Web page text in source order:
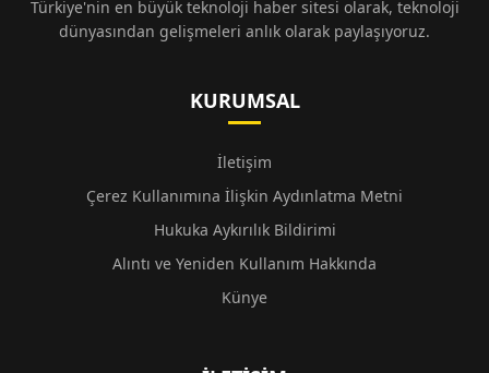
Türkiye'nin en büyük teknoloji haber sitesi olarak, teknoloji
dünyasından gelişmeleri anlık olarak paylaşıyoruz.
KURUMSAL
İletişim
Çerez Kullanımına İlişkin Aydınlatma Metni
Hukuka Aykırılık Bildirimi
Alıntı ve Yeniden Kullanım Hakkında
Künye